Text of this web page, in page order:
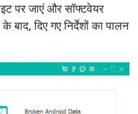
पर जाएं और सॉफ्टवेयर
दिए गए निर्देशों का पालन